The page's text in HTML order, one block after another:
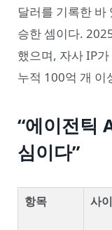
달러를 기록한 바
승한 셈이다.
했으며, 자사 IP
누적 100억 개 이
“에이전틱
심이다”
항목 사